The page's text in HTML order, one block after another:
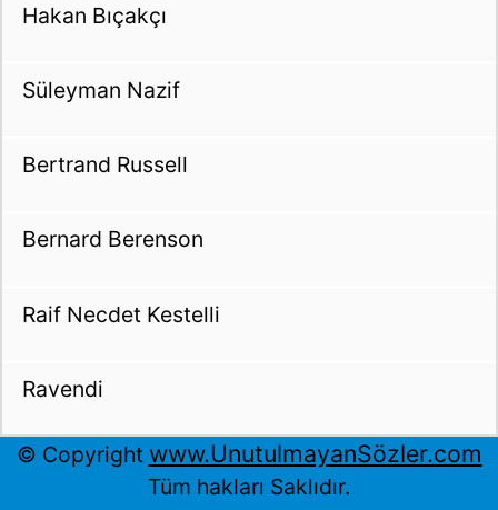
Hakan Bıçakçı
Süleyman Nazif
Bertrand Russell
Bernard Berenson
Raif Necdet Kestelli
Ravendi
© Copyright www.UnutulmayanSözler.com
Tüm hakları Saklıdır.